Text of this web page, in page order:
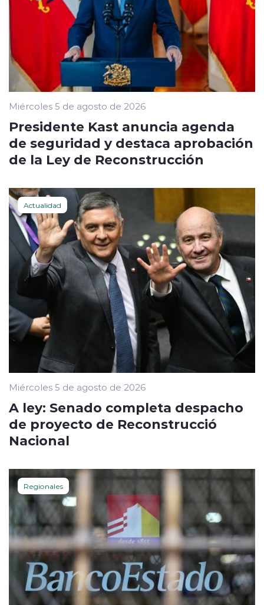
Miércoles 5 de agosto de 2026
Presidente Kast anuncia agenda
de seguridad y destaca aprobación
de la Ley de Reconstrucción
Actualidad
Miércoles 5 de agosto de 2026
A ley: Senado completa despacho
de proyecto de Reconstrucció
Nacional
Regionales